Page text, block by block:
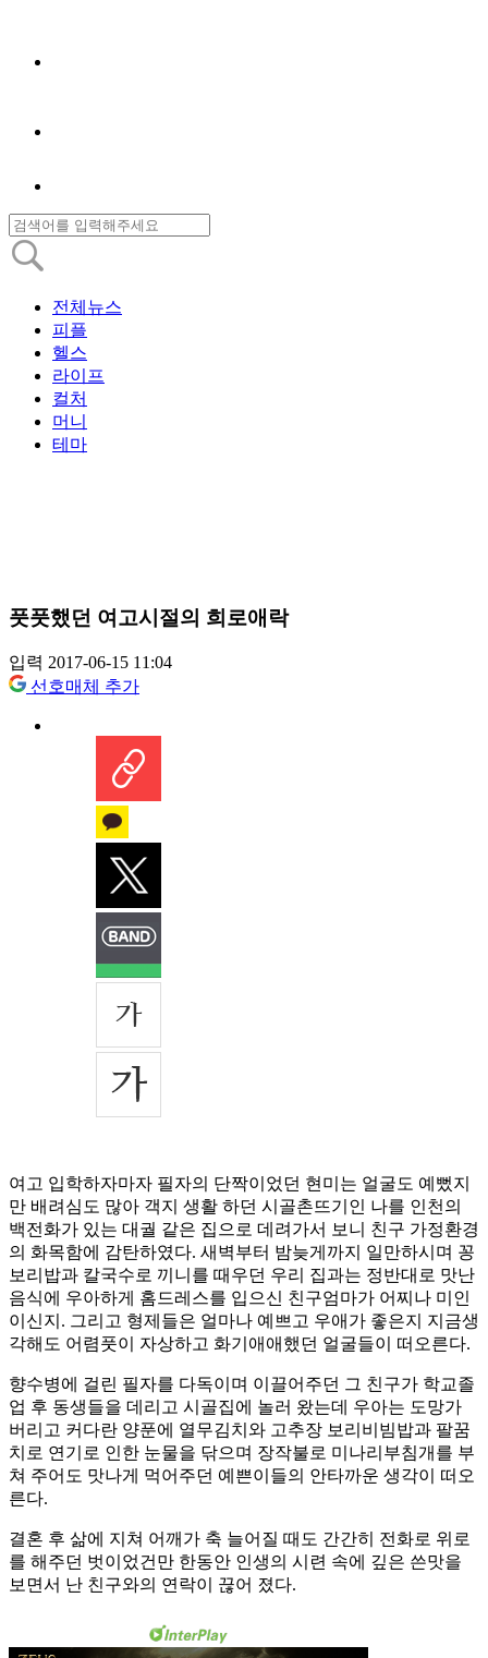
전체뉴스
피플
헬스
라이프
컬처
머니
테마
풋풋했던 여고시절의 희로애락
입력 2017-06-15 11:04
선호매체 추가
여고 입학하자마자 필자의 단짝이었던 현미는 얼굴도 예뻤지
만 배려심도 많아 객지 생활 하던 시골촌뜨기인 나를 인천의
백전화가 있는 대궐 같은 집으로 데려가서 보니 친구 가정환경
의 화목함에 감탄하였다. 새벽부터 밤늦게까지 일만하시며 꽁
보리밥과 칼국수로 끼니를 때우던 우리 집과는 정반대로 맛난
음식에 우아하게 홈드레스를 입으신 친구엄마가 어찌나 미인
이신지. 그리고 형제들은 얼마나 예쁘고 우애가 좋은지 지금생
각해도 어렴풋이 자상하고 화기애애했던 얼굴들이 떠오른다.
향수병에 걸린 필자를 다독이며 이끌어주던 그 친구가 학교졸
업 후 동생들을 데리고 시골집에 놀러 왔는데 우아는 도망가
버리고 커다란 양푼에 열무김치와 고추장 보리비빔밥과 팔꿈
치로 연기로 인한 눈물을 닦으며 장작불로 미나리부침개를 부
쳐 주어도 맛나게 먹어주던 예쁜이들의 안타까운 생각이 떠오
른다.
결혼 후 삶에 지쳐 어깨가 축 늘어질 때도 간간히 전화로 위로
를 해주던 벗이었건만 한동안 인생의 시련 속에 깊은 쓴맛을
보면서 난 친구와의 연락이 끊어 졌다.